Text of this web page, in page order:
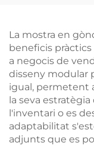
La mostra en
beneficis
a negocis de
disseny modular
igual, permetent
la seva
l'inventari o es
adaptabilitat
adjunts que es